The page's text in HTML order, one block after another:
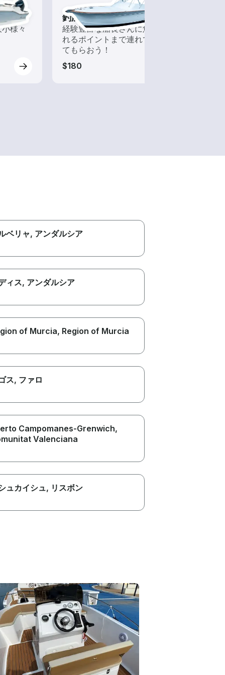
様々
釣船チャーター
経験豊富な船長さんに魚が釣
れるポイントまで連れて行っ
てもらおう！
$180
ベリャ, アンダルシア
ィス, アンダルシア
of Murcia, Region of Murcia
ス, ファロ
Campomanes-Grenwich,
Valenciana
ュカイシュ, リスボン